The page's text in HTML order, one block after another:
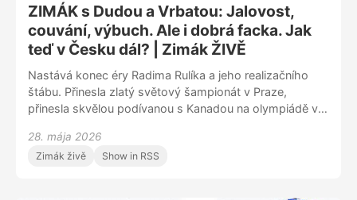
ZIMÁK s Dudou a Vrbatou: Jalovost,
couvání, výbuch. Ale i dobrá facka. Jak
teď v Česku dál? | Zimák ŽIVĚ
Nastává konec éry Radima Rulíka a jeho realizačního
štábu. Přinesla zlatý světový šampionát v Praze,
přinesla skvělou podívanou s Kanadou na olympiádě v
trpaslíky a otazníků kolem nominací a obecně ohledně
komunikace. Tomu všemu, ale zdaleka nejen tomu, se
28. mája 2026
Zimák živě Show in RSS